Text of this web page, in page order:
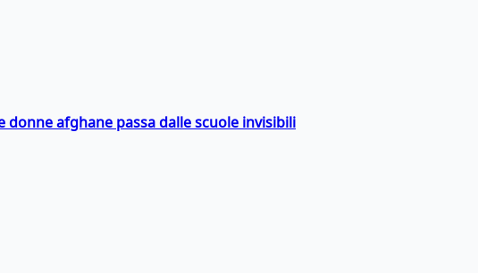
donne afghane passa dalle scuole invisibili